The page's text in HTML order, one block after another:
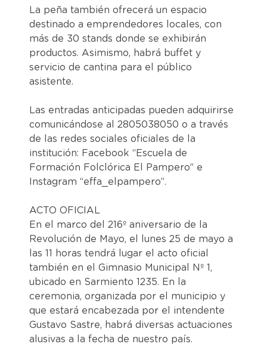
La peña también ofrecerá un espacio
destinado a emprendedores locales, con
más de 30 stands donde se exhibirán
productos. Asimismo, habrá buffet y
servicio de cantina para el público
asistente.
Las entradas anticipadas pueden adquirirse
comunicándose al 2805038050 o a través
de las redes sociales oficiales de la
institución: Facebook “Escuela de
Formación Folclórica El Pampero” e
Instagram “effa_elpampero”.
ACTO OFICIAL
En el marco del 216º aniversario de la
Revolución de Mayo, el lunes 25 de mayo a
las 11 horas tendrá lugar el acto oficial
también en el Gimnasio Municipal Nº 1,
ubicado en Sarmiento 1235. En la
ceremonia, organizada por el municipio y
que estará encabezada por el intendente
Gustavo Sastre, habrá diversas actuaciones
alusivas a la fecha de nuestro país.